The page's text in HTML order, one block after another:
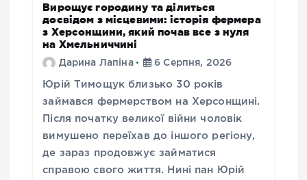
Вирощує городину та ділиться
досвідом з місцевими: історія фермера
з Херсонщини, який почав все з нуля
на Хмельниччині
Дарина Лапіна 6 Серпня, 2026
Юрій Тимощук близько 30 років
займався фермерством на Херсонщині.
Після початку великої війни чоловік
вимушено переїхав до іншого регіону,
де зараз продовжує займатися
справою свого життя. Нині пан Юрій